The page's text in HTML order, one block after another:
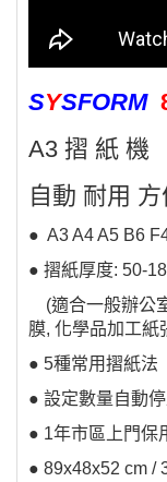
SYSFORM
A3 摺 紙 機
自動 耐用 方
● A3 A4 A5 B6
● 摺紙厚度: 50-
(適合一般辦公
膜, 化學品加工紙
● 5種常用摺紙法
● 設定數量自動
● 1年市區上門保
● 89x48x52 cm /